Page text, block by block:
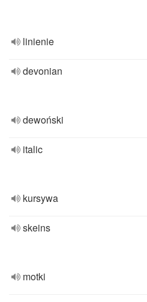
linienie
devonian
dewoński
italic
kursywa
skeins
motki